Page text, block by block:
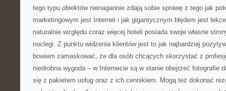
tego typu obiektów nienagannie zdają sobie sprawę z tego jak
marketingowym jest Internet i jak gigantycznym błędem jest
naturalnie względu coraz więcej hoteli posiada swoje własne
noclegi. Z punktu widzenia klientów jest to jak najbardziej
bowiem zamaskować, że dla osób chcących skorzystać z
niedrobna wygoda – w Internecie są w stanie obejrzeć fotografie
się z pakietem usług oraz z ich cennikiem. Mogą też dokonać